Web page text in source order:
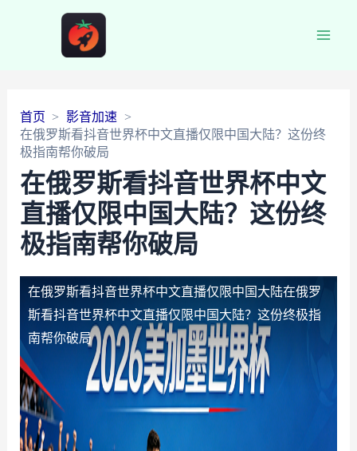
首页
影音加速
在俄罗斯看抖音世界杯中文直播仅限中国大陆？这份终
极指南帮你破局
在俄罗斯看抖音世界杯中文
直播仅限中国大陆？这份终
极指南帮你破局
在俄罗斯看抖音世界杯中文直播仅限中国大陆在俄罗
斯看抖音世界杯中文直播仅限中国大陆？这份终极指
南帮你破局